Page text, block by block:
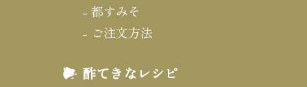
都すみそ
ご注文方法
酢てきなレシピ